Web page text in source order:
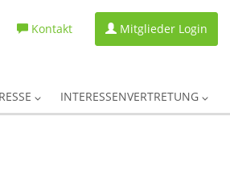
Kontakt Mitglieder Login
INTERESSENVERTRETUNG